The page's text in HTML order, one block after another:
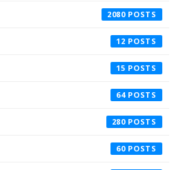
2080
12
15
64
280
60